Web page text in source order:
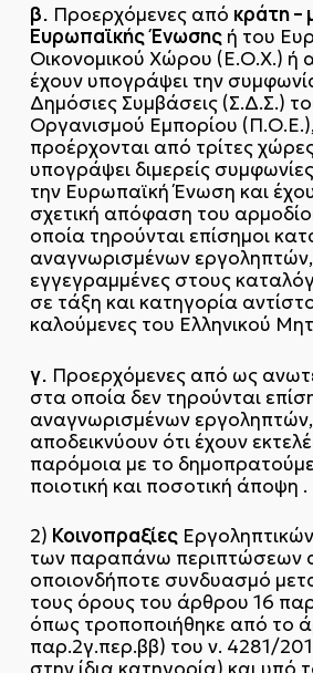
β. Προερχόμενες από κράτη –
Ευρωπαϊκής Ένωσηςή του
Οικονομικού Χώρου (Ε.Ο.Χ.) ή
έχουν υπογράψει την
Δημόσιες Συμβάσεις (Σ.Δ.Σ.)
Οργανισμού Εμπορίου
προέρχονται από τρίτες
υπογράψει διμερείς
την Ευρωπαϊκή Ένωση και
σχετική απόφαση του
οποία τηρούνται επίσημοι
αναγνωρισμένων εργοληπτών,
εγγεγραμμένες στους
σε τάξη και κατηγορία
καλούμενες του Ελληνικού
γ. Προερχόμενες από ως
στα οποία δεν τηρούνται
αναγνωρισμένων
αποδεικνύουν ότι έχουν
παρόμοια με το
ποιοτική και ποσοτική άποψη .
2) Κοινοπραξίες
των παραπάνω περιπτώσεων
οποιονδήποτε συνδυασμό
τους όρους του άρθρου 16
όπως τροποποιήθηκε από το
παρ.2γ.περ.ββ) του ν. 4281/